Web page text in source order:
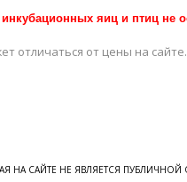
яиц и птиц не
отличаться от цены на
НА САЙТЕ НЕ ЯВЛЯЕТСЯ ПУБЛИЧНОЙ